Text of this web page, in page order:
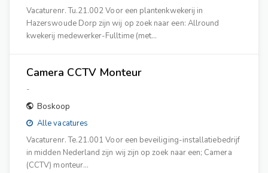
Vacaturenr. Tu.21.002 Voor een plantenkwekerij in
Hazerswoude Dorp zijn wij op zoek naar een: Allround
kwekerij medewerker-Fulltime (met…
Camera CCTV Monteur
-
Boskoop
Alle vacatures
Vacaturenr. Te.21.001 Voor een beveiliging-installatiebedrijf
in midden Nederland zijn wij zijn op zoek naar een; Camera
(CCTV) monteur…